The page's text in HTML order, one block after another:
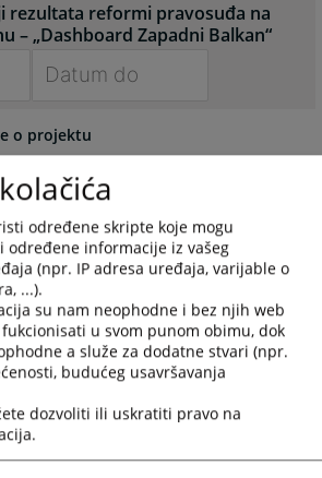
rezultata reformi pravosuđa na
– „Dashboard Zapadni Balkan“
forward
to
interact
with
the
calendar
and
select
a
date.
Press
question
mark
o projektu
određene skripte koje mogu
informacije iz vašeg
(npr. IP adresa uređaja, varijable o
...).
su nam neophodne i bez njih web
u svom punom obimu, dok
a služe za dodatne stvari (npr.
budućeg usavršavanja
dozvoliti ili uskratiti pravo na